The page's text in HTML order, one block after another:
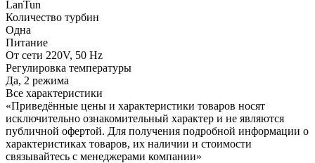
LanTun
Количество турбин
Одна
Питание
От сети 220V, 50 Hz
Регулировка температуры
Да, 2 режима
Все характеристики
«Приведённые цены и характеристики товаров носят
исключительно ознакомительный характер и не являются
публичной офертой. Для получения подробной информации о
характеристиках товаров, их наличии и стоимости
связывайтесь с менеджерами компании»